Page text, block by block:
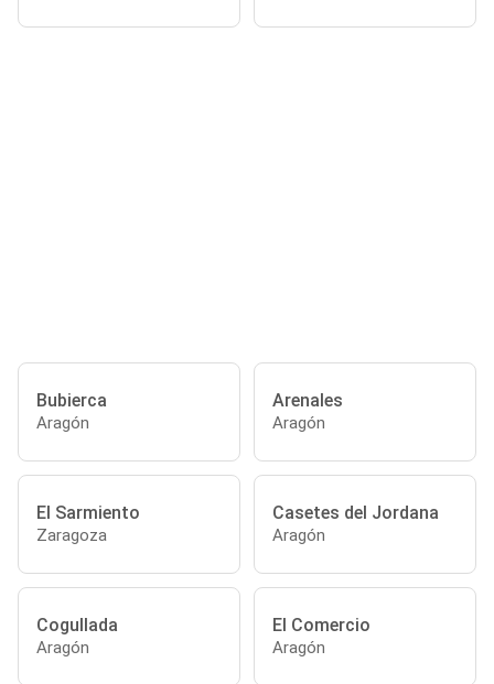
Bubierca
Aragón
Arenales
Aragón
El Sarmiento
Zaragoza
Casetes del Jordana
Aragón
Cogullada
Aragón
El Comercio
Aragón